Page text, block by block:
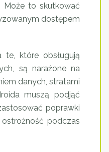
Może to skutkować
dostępem
które obsługują
są narażone na
danych, stratami
muszą podjąć
poprawki
podczas